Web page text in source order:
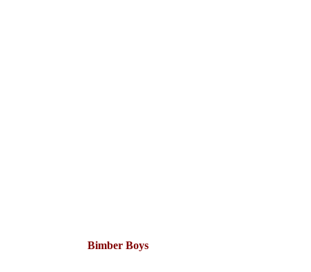
Bimber Boys